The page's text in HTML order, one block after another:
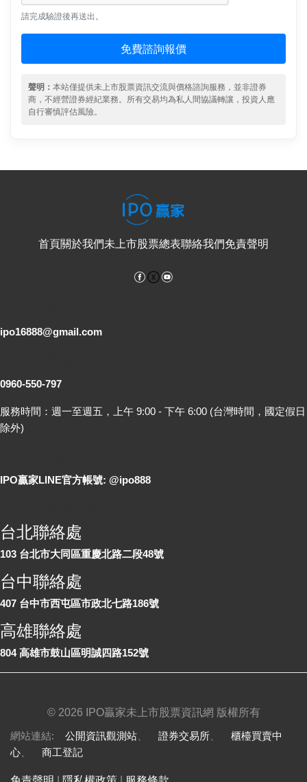
請完成驗證後再送出。
免費諮詢報價
聲明： 本站僅提供未上市股票資訊交流與價格諮詢服務，並非證券
商，不經營證券經紀業務。所有交易均為私人間協議轉讓，投資人應
自行審慎評估風險。
首頁關於我們未上市股票總表聯絡我們免責聲明
Facebook
ipo16888@gmail.com
0960-550-797
服務時間：週一至週五，上午 9:00 - 下午 6:00 (台灣時間，國定假日
除外)
IPO贏家LINE官方帳號: @ipo888
台北聯絡處
103 台北市大同區重慶北路二段48號
台中聯絡處
407 台中市西屯區市政北七路186號
高雄聯絡處
804 高雄市鼓山區明誠四路152號
© 2026 IPO贏家未上市股票資訊網 版權所有
網站連結: 公開資訊觀測站 證券交易所
櫃檯買賣中
心
商工登記